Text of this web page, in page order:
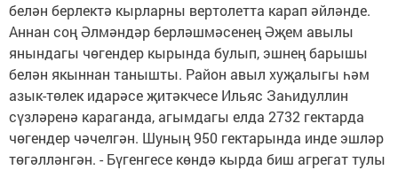
белән берлектә кырларны вертолетта карап әйләнде.
Аннан соң Әлмәндәр берләшмәсенең Әҗем авылы
янындагы чөгендер кырында булып, эшнең барышы
белән якыннан танышты. Район авыл хуҗалыгы һәм
азык-төлек идарәсе җитәкчесе Ильяс Заһидуллин
сүзләренә караганда, агымдагы елда 2732 гектарда
чөгендер чәчелгән. Шуның 950 гектарында инде эшләр
төгәлләнгән. - Бүгенгесе көндә кырда биш агрегат тулы